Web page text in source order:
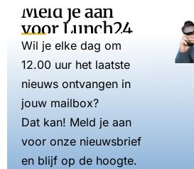
Meld je aan
voor Lunch24
Wil je elke dag om
12.00 uur het laatste
nieuws ontvangen in
jouw mailbox?
Dat kan! Meld je aan
voor onze nieuwsbrief
en blijf op de hoogte.